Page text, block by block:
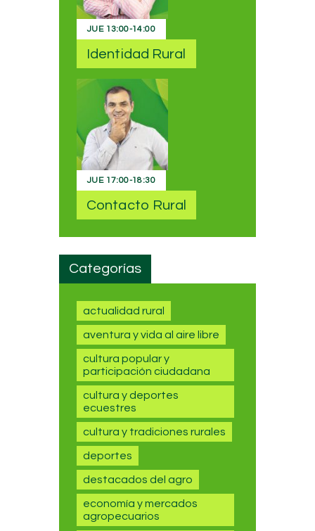
JUE 13:00-14:00
Identidad Rural
JUE 17:00-18:30
Contacto Rural
Categorías
actualidad rural
aventura y vida al aire libre
cultura popular y
participación ciudadana
cultura y deportes
ecuestres
cultura y tradiciones rurales
deportes
destacados del agro
economía y mercados
agropecuarios